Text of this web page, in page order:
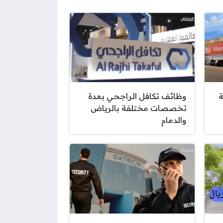
وظائف تكافل الراجحي بعدة
تخصصات مختلفة بالرياض
والدمام